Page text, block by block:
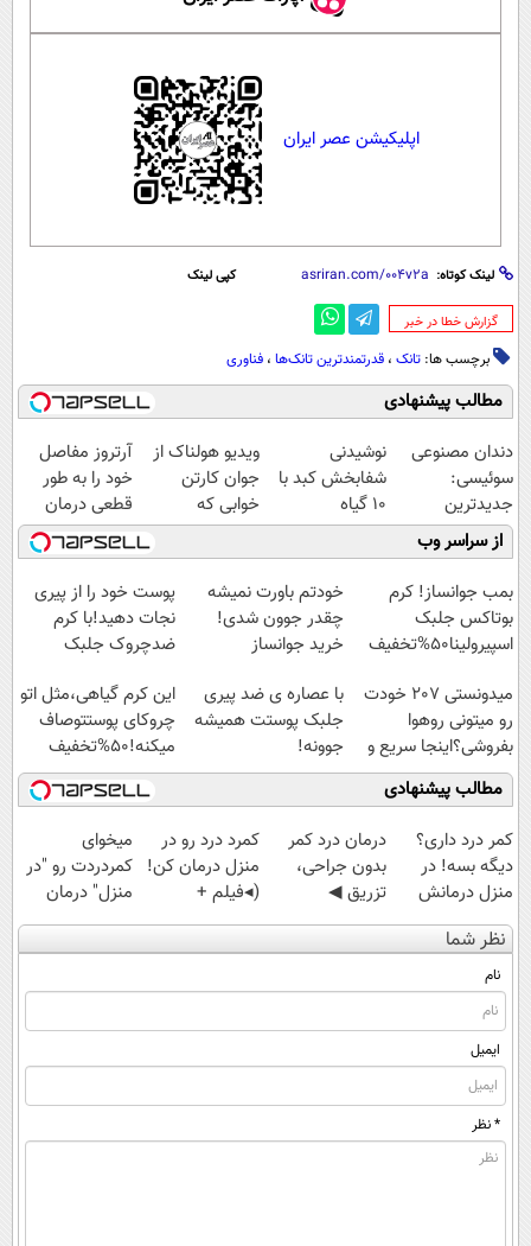
اپلیکیشن عصر ایران
لینک کوتاه: کپی لینک
‌گزارش خطا در خبر
برچسب ها: تانک ، قدرتمندترین تانک‌ها ، فناوری
مطالب پیشنهادی
دندان مصنوعی
سوئیسی:
جدیدترین
فناوری اروپا،
سبک و مقاوم |
پرداخت قسطی
نوشیدنی
شفابخش کبد با
10 گیاه
موثر(تخفیف تا
امشب)
ویدیو هولناک از
جوان کارتن
خوابی که
میلیاردر شد.
آموزش رایگان
آرتروز مفاصل
خود را به طور
قطعی درمان
کنید!
◗پرسش‌نامه◖
از سراسر وب
بمب جوانساز! کرم
بوتاکس جلبک
اسپیرولینا50%تخفیف
خودتم باورت نمیشه
چقدر جوون شدی!
خرید جوانساز
ویژه
پوست خود را از پیری
نجات دهید!با کرم
ضدچروک جلبک
میدونستی 207 خودت
رو میتونی روهوا
بفروشی؟اینجا سریع و
راحت بفروش
با عصاره ی ضد پیری
جلبک پوستت همیشه
جوونه!
این کرم گیاهی،مثل اتو
چروکای پوستتوصاف
میکنه!50%تخفیف
مطالب پیشنهادی
کمر درد داری؟
دیگه بسه! در
منزل درمانش
کن
(◀پرسش‌نامه)
درمان درد کمر
بدون جراحی،
تزریق ◀
پرسش‌نامه رو پر
کن ▶
کمرد درد رو در
منزل درمان کن!
(◂فیلم +
پرسش‌نامه)
میخوای
کمردردت رو "در
منزل" درمان
کنی؟ (◂فیلم +
◂پرسش‌نامه)
نظر شما
نام
ایمیل
* نظر